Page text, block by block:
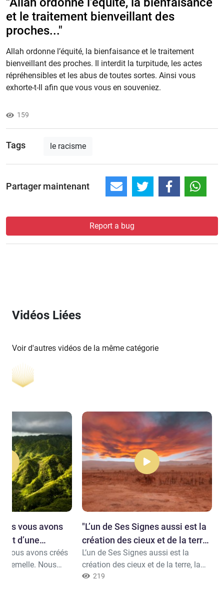
et le traitement bienveillant des
proches..."
Allah ordonne l’équité, la bienfaisance et le traitement
bienveillant des proches. Il interdit la turpitude, les actes
répréhensibles et les abus de toutes sortes. Ainsi vous
exhorte-t-Il afin que vous vous en souveniez.
159
Tags le racisme
Partager maintenant
Report a bug
Vidéos Liées
Voir d'autres vidéos de la même catégorie
"L’un de Ses Signes aussi est la
création des cieux et de la terre,
..."
L’un de Ses Signes aussi est la
création des cieux et de la terre, la
diversité de vos langues et de vos
219
vous avons
et d’une
vous avons créés
femelle. Nous